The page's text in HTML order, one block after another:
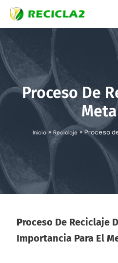
contenido
Proceso De
Inicio Reciclaje Proceso
PRoceso De Reciclaje
Importancia Para El